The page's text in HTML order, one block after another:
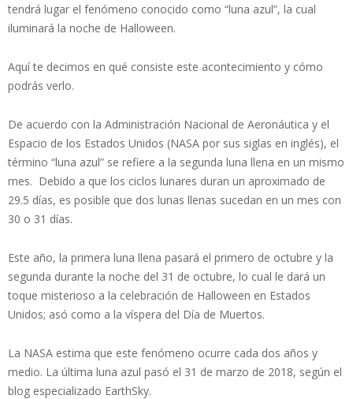
tendrá lugar el fenómeno conocido como “luna azul”, la cual
iluminará la noche de Halloween.
Aquí te decimos en qué consiste este acontecimiento y cómo
podrás verlo.
De acuerdo con la Administración Nacional de Aeronáutica y el
Espacio de los Estados Unidos (NASA por sus siglas en inglés), el
término “luna azul” se refiere a la segunda luna llena en un mismo
mes. Debido a que los ciclos lunares duran un aproximado de
29.5 días, es posible que dos lunas llenas sucedan en un mes con
30 o 31 días.
Este año, la primera luna llena pasará el primero de octubre y la
segunda durante la noche del 31 de octubre, lo cual le dará un
toque misterioso a la celebración de Halloween en Estados
Unidos; asó como a la víspera del Día de Muertos.
La NASA estima que este fenómeno ocurre cada dos años y
medio. La última luna azul pasó el 31 de marzo de 2018, según el
blog especializado EarthSky.